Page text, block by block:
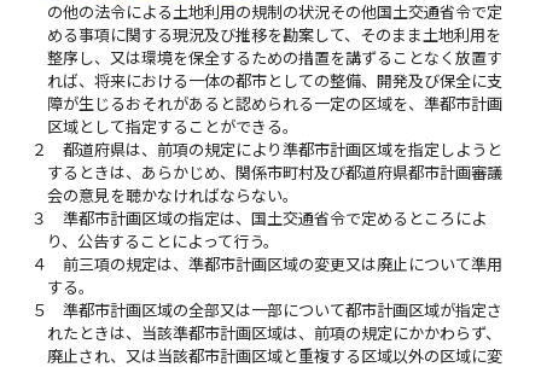
の他の法令による土地利用の規制の状況その他国土交通省令で定
める事項に関する現況及び推移を勘案して、そのまま土地利用を
整序し、又は環境を保全するための措置を講ずることなく放置す
れば、将来における一体の都市としての整備、開発及び保全に支
障が生じるおそれがあると認められる一定の区域を、準都市計画
区域として指定することができる。
２
都道府県は、前項の規定により準都市計画区域を指定しようと
するときは、あらかじめ、関係市町村及び都道府県都市計画審議
会の意見を聴かなければならない。
３
準都市計画区域の指定は、国土交通省令で定めるところによ
り、公告することによって行う。
４
前三項の規定は、準都市計画区域の変更又は廃止について準用
する。
５
準都市計画区域の全部又は一部について都市計画区域が指定さ
れたときは、当該準都市計画区域は、前項の規定にかかわらず、
廃止され、又は当該都市計画区域と重複する区域以外の区域に変